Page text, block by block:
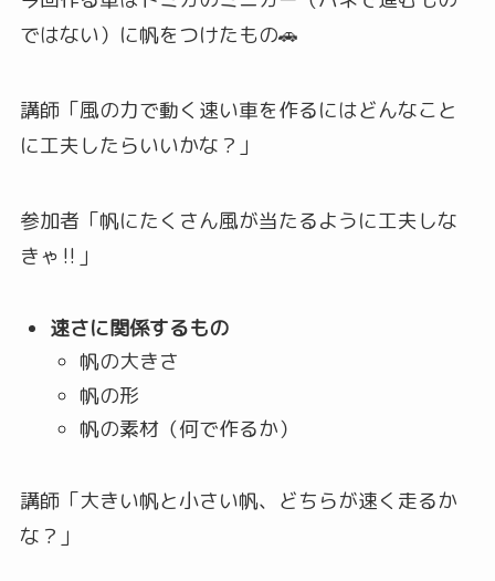
ではない）に帆をつけたもの🚗
講師「風の力で動く速い車を作るにはどんなこと
に工夫したらいいかな？」
参加者「帆にたくさん風が当たるように工夫しな
きゃ‼」
速さに関係するもの
帆の大きさ
帆の形
帆の素材（何で作るか）
講師「大きい帆と小さい帆、どちらが速く走るか
な？」